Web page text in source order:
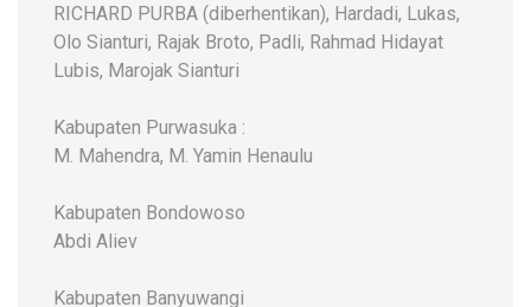
RICHARD PURBA (diberhentikan), Hardadi, Lukas,
Olo Sianturi, Rajak Broto, Padli, Rahmad Hidayat
Lubis, Marojak Sianturi
Kabupaten Purwasuka :
M. Mahendra, M. Yamin Henaulu
Kabupaten Bondowoso
Abdi Aliev
Kabupaten Banyuwangi